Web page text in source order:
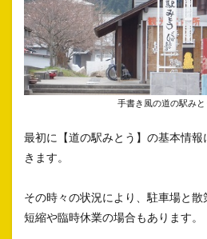
手書き風の道の駅みと
最初に【道の駅みとう】の基本情
きます。
その時々の状況により、駐車場と
短縮や臨時休業の場合もあります。